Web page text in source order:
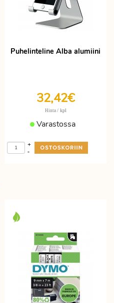
Puhelinteline Alba alumiini
32,42€
Hinta / kpl
Varastossa
-
+